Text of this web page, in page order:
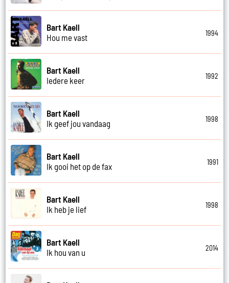
Bart Kaell
Hou me vast
1994
Bart Kaell
Iedere keer
1992
Bart Kaell
Ik geef jou vandaag
1998
Bart Kaell
Ik gooi het op de fax
1991
Bart Kaell
Ik heb je lief
1998
Bart Kaell
Ik hou van u
2014